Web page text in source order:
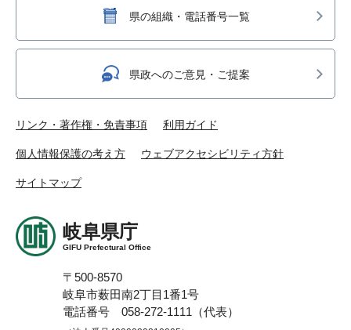
県の組織・電話番号一覧
県政へのご意見・ご提案
リンク・著作権・免責事項 利用ガイド
個人情報保護の考え方 ウェブアクセシビリティ方針
サイトマップ
岐阜県庁
GIFU Prefectural Office
〒500-8570
岐阜市薮田南2丁目1番1号
電話番号 058-272-1111（代表）